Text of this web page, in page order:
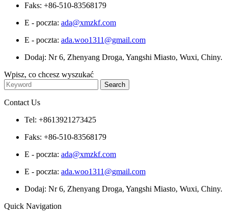
Faks: +86-510-83568179
E - poczta: ada@xmzkf.com
E - poczta: ada.woo1311@gmail.com
Dodaj: Nr 6, Zhenyang Droga, Yangshi Miasto, Wuxi, Chiny.
Wpisz, co chcesz wyszukać
Contact Us
Tel: +8613921273425
Faks: +86-510-83568179
E - poczta: ada@xmzkf.com
E - poczta: ada.woo1311@gmail.com
Dodaj: Nr 6, Zhenyang Droga, Yangshi Miasto, Wuxi, Chiny.
Quick Navigation